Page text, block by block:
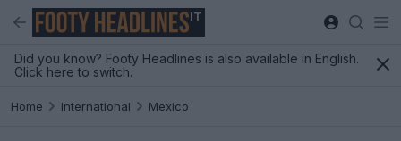
IT
Did you know? Footy Headlines is also available in English.
Click here to switch.
Home International Mexico